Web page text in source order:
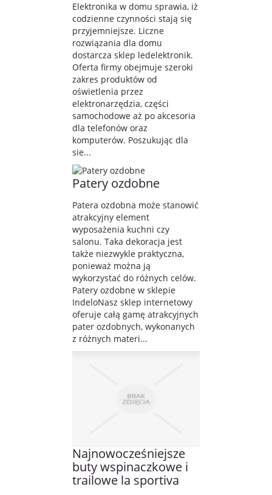
Elektronika w domu sprawia, iż
codzienne czynności stają się
przyjemniejsze. Liczne
rozwiązania dla domu
dostarcza sklep ledelektronik.
Oferta firmy obejmuje szeroki
zakres produktów od
oświetlenia przez
elektronarzędzia, części
samochodowe aż po akcesoria
dla telefonów oraz
komputerów. Poszukując dla
sie...
Patery ozdobne
Patera ozdobna może stanowić
atrakcyjny element
wyposażenia kuchni czy
salonu. Taka dekoracja jest
także niezwykle praktyczna,
ponieważ można ją
wykorzystać do różnych celów.
Patery ozdobne w sklepie
IndeloNasz sklep internetowy
oferuje całą gamę atrakcyjnych
pater ozdobnych, wykonanych
z różnych materi...
Najnowocześniejsze
buty wspinaczkowe i
trailowe la sportiva